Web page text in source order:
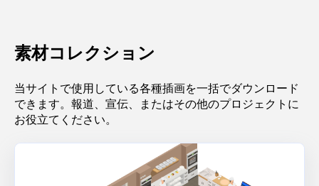
素材コレクション
当サイトで使用している各種插画を一括でダウンロード
できます。報道、宣伝、またはその他のプロジェクトに
お役立てください。